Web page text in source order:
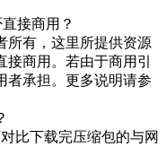
接商用？
所有，这里所提供资源
商用。若由于商用引
者承担。更多说明请参
比下载完压缩包的与网